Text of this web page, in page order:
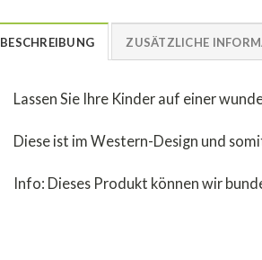
BESCHREIBUNG ZUSÄTZLICHE
Lassen Sie Ihre Kinder auf einer
Diese ist im Western-Design und
Info: Dieses Produkt können wir